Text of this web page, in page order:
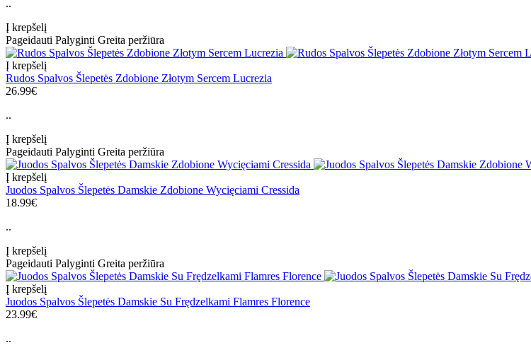
..
Į krepšelį
Pageidauti Palyginti Greita peržiūra
Į krepšelį
Rudos Spalvos Šlepetės Zdobione Złotym Sercem Lucrezia
26.99€
..
Į krepšelį
Pageidauti Palyginti Greita peržiūra
Į krepšelį
Juodos Spalvos Šlepetės Damskie Zdobione Wycięciami Cressida
18.99€
..
Į krepšelį
Pageidauti Palyginti Greita peržiūra
Į krepšelį
Juodos Spalvos Šlepetės Damskie Su Frędzelkami Flamres Florence
23.99€
..